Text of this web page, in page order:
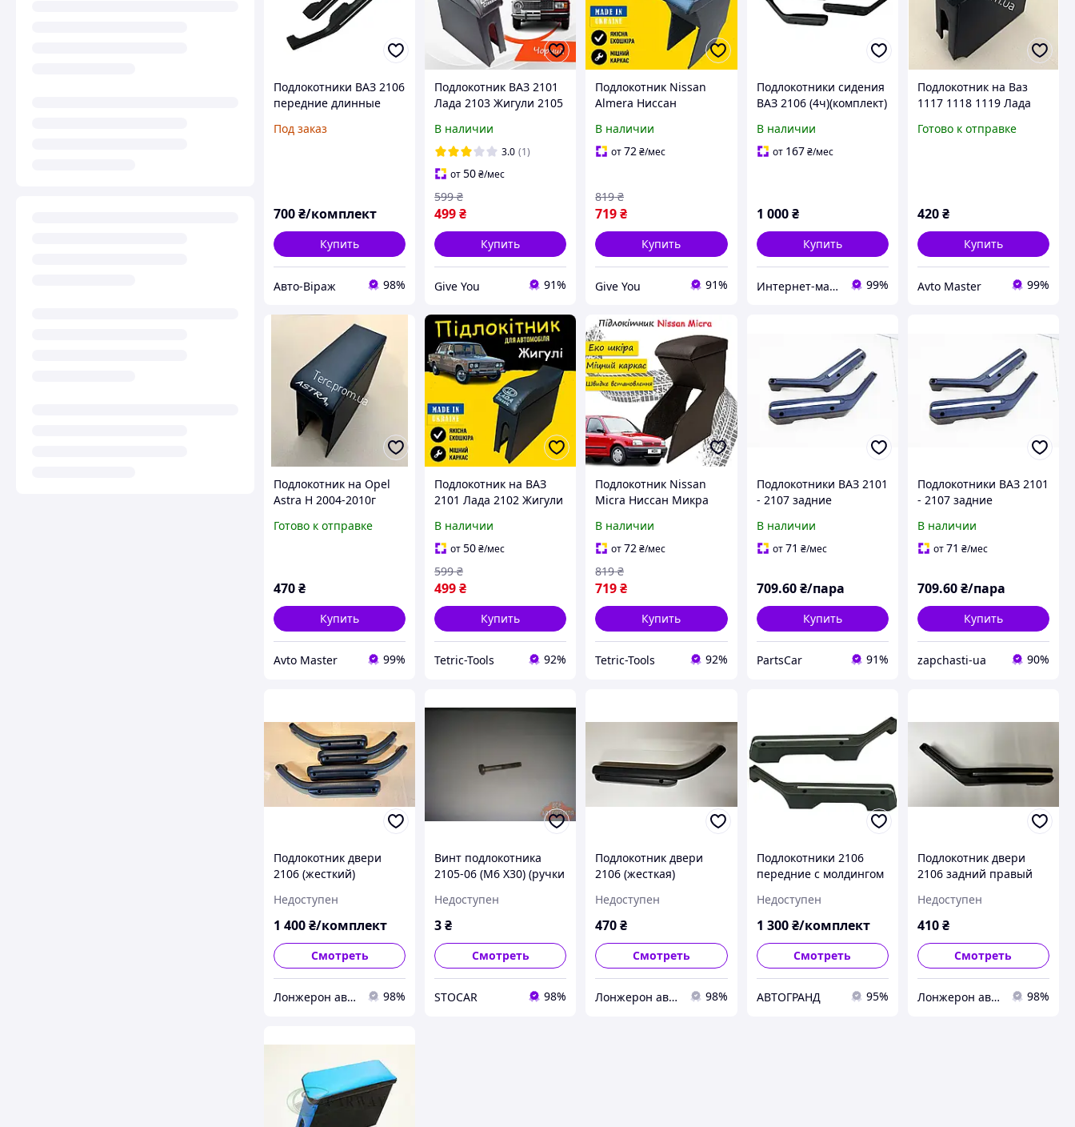
Подлокотники ВАЗ 2106
передние длинные
Под заказ
700₴/комплект
Купить
Авто-Віраж 98%
Подлокотник ВАЗ 2101
Лада 2103 Жигули 2105
черный тюниг салона
В наличии
3.0 (1)
от50₴/мес
499₴
599 ₴
Купить
Give You 91%
Подлокотник Nissan
Almera Ниссан
тюнинг салона обвес
Tuning
В наличии
от72₴/мес
719₴
819 ₴
Купить
Give You 91%
Подлокотники сидения
ВАЗ 2106 (4ч)(комплект)
В наличии
от 167 ₴/мес
1 000 ₴
Купить
Интернет-магазин AVTO запчасти 99%
Подлокотник на Ваз
1117 1118 1119 Лада
Готово к отправке
420₴
Купить
Avto Master 99%
Подлокотник на Opel
Astra H 2004-2010г
Готово к отправке
470₴
Купить
Avto Master 99%
Подлокотник на ВАЗ
2101 Лада 2102 Жигули
черный тюнинг салона
обвес Бокс бардачок
В наличии
от50₴/мес
499₴
599 ₴
Купить
Tetric-Tools 92%
Подлокотник Nissan
Micra Ниссан Микра
салона обвес Бокс
бардачок Tuning
В наличии
от72 ₴/мес
719₴
819 ₴
Купить
Tetric-Tools 92%
Подлокотники ВАЗ 2101
- 2107 задние
(пр-во Завод) ПИР 1331
ПД 67924
В наличии
от71 ₴/мес
709.60 ₴/пара
Купить
PartsCar 91%
Подлокотники ВАЗ 2101
- 2107 задние
(пр-во Завод) ПИР 1331
ПД 67924
В наличии
от71 ₴/мес
709.60₴/пара
Купить
zapchasti-ua 90%
Подлокотник двери
2106 (жесткий)
Недоступен
1 400₴/комплект
Смотреть
Лонжерон автомагазин 98%
Винт подлокотника
2105-06 (М6 Х30) (ручки
Недоступен
3₴
Смотреть
STOCAR 98%
Подлокотник двери
2106 (жесткая)
Недоступен
470₴
Смотреть
Лонжерон автомагазин 98%
Подлокотники 2106
передние с молдингом
Недоступен
1 300 ₴/комплект
Смотреть
АВТОГРАНД 95%
Подлокотник двери
2106 задний правый
Недоступен
410₴
Смотреть
Лонжерон автомагазин 98%